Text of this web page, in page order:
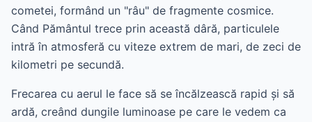
cometei, formând un "râu" de fragmente cosmice.
Când Pământul trece prin această dâră, particulele
intră în atmosferă cu viteze extrem de mari, de zeci de
kilometri pe secundă.
Frecarea cu aerul le face să se încălzească rapid și să
ardă, creând dungile luminoase pe care le vedem ca